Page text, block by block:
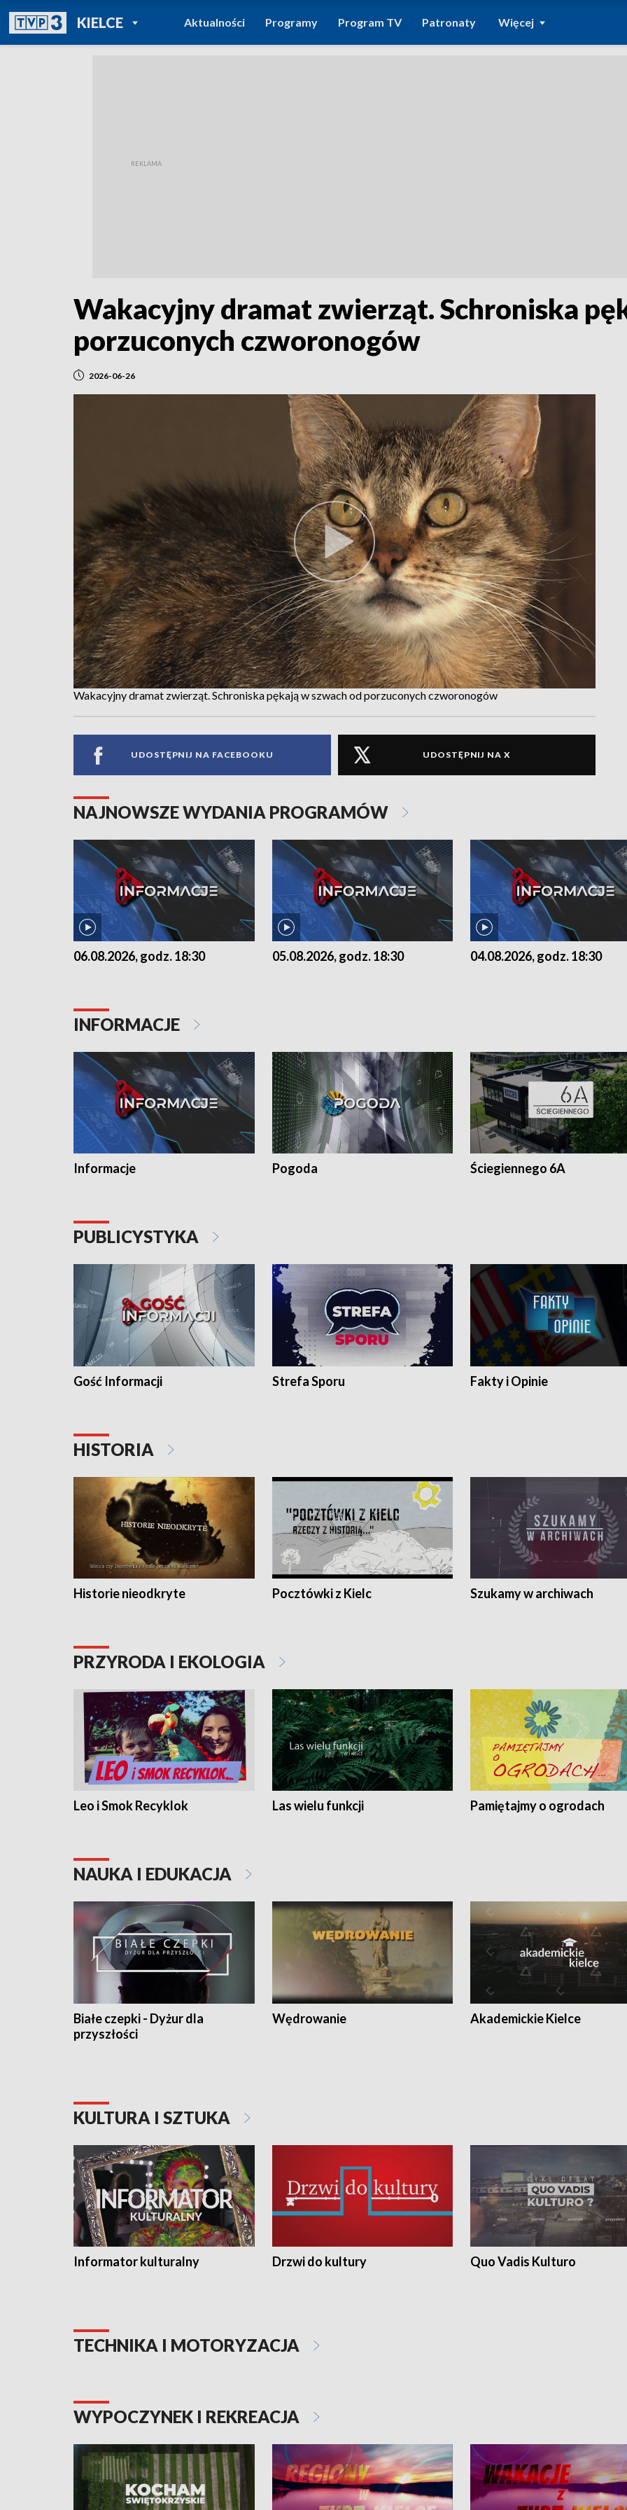
KIELCEPOWRÓT DO
TVP REGIONY
Aktualności Programy Program TV Patronaty Więcej
Wakacyjny dramat zwierząt. Schroniska
porzuconych czworonogów
2026-06-26
Wakacyjny dramat zwierząt. Schroniska pękają w szwach od porzuconych czworonogów
UDOSTĘPNIJ NA FACEBOOKU UDOSTĘPNIJ NA X
NAJNOWSZE WYDANIA PROGRAMÓW
06.08.2026, godz. 18:30 05.08.2026, godz. 18:30 04.08.2026, godz. 18:30
INFORMACJE
Informacje Pogoda Ściegiennego 6A
PUBLICYSTYKA
Gość Informacji Strefa Sporu Fakty i Opinie
HISTORIA
Historie nieodkryte Pocztówki z Kielc Szukamy w archiwach
PRZYRODA I EKOLOGIA
Leo i Smok Recyklok Las wielu funkcji Pamiętajmy o ogrodach
NAUKA I EDUKACJA
Białe czepki - Dyżur dla
przyszłości
Wędrowanie Akademickie Kielce
KULTURA I SZTUKA
Informator kulturalny Drzwi do kultury Quo Vadis Kulturo
TECHNIKA I MOTORYZACJA
WYPOCZYNEK I REKREACJA